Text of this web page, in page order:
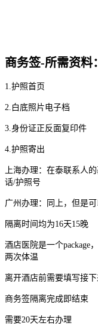
商务签-所需资料：
1.护照首页
2.白底照片电子档
3.身份证正反面复印件
4.护照寄出
上海办理：在泰联系人
话/护照号
广州办理：同上，但是
隔离时间均为16天15晚
酒店医院是一个package
两次体温
离开酒店前需要填写接
商务签隔离完成即结束
需要20天左右办理